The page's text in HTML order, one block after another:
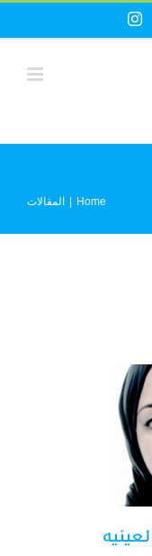
Instagram
Home المقالات